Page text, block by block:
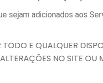
adicionados aos
E QUALQUER
NO SITE